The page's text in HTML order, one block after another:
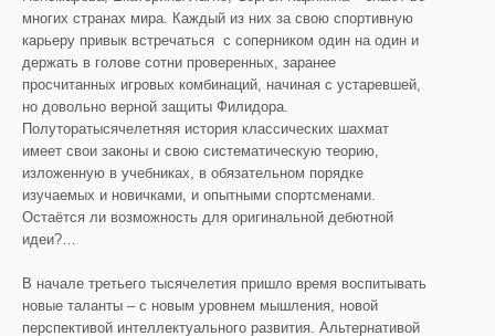
многих странах мира. Каждый из них за свою спортивную
карьеру привык встречаться с соперником один на один и
держать в голове сотни проверенных, заранее
просчитанных игровых комбинаций, начиная с устаревшей,
но довольно верной защиты Филидора.
Полуторатысячелетняя история классических шахмат
имеет свои законы и свою систематическую теорию,
изложенную в учебниках, в обязательном порядке
изучаемых и новичками, и опытными спортсменами.
Остаётся ли возможность для оригинальной дебютной
идеи?…
В начале третьего тысячелетия пришло время воспитывать
новые таланты – с новым уровнем мышления, новой
перспективой интеллектуального развития. Альтернативой